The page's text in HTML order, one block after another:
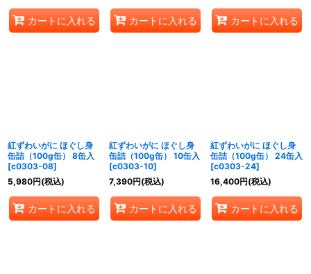
カートに入れる カートに入れる カートに入れる
紅ずわいがに ほぐし身
缶詰（100g缶） 8缶入
[c0303-08]
5,980円(税込)
カートに入れる
紅ずわいがに ほぐし身
缶詰（100g缶） 10缶入
[c0303-10]
7,390円(税込)
カートに入れる
紅ずわいがに ほぐし身
缶詰（100g缶） 24缶入
[c0303-24]
16,400円(税込)
カートに入れる